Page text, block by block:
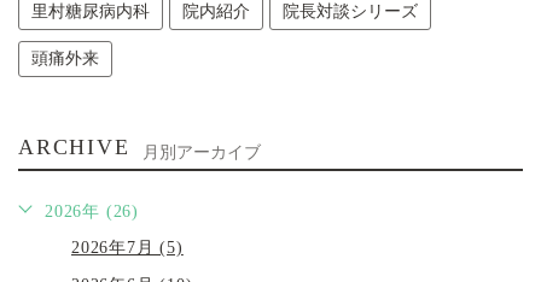
里村糖尿病内科 院内紹介 院長対談シリーズ
頭痛外来
ARCHIVE 月別アーカイブ
2026年 (26)
2026年7月 (5)